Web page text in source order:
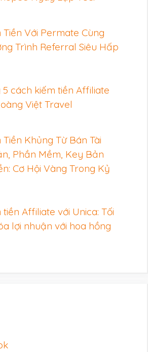
Tiền Với Permate Cùng
Trình Referral Siêu Hấp
5 cách kiếm tiền Affiliate
Việt Travel
Tiền Khủng Từ Bán Tài
Phần Mềm, Key Bản
Cơ Hội Vàng Trong Kỷ
tiền Affiliate với Unica: Tối
lợi nhuận với hoa hồng